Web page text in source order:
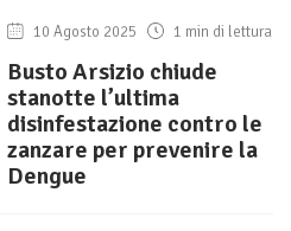
10 Agosto 2025 1 min di lettura
Busto Arsizio chiude
stanotte l’ultima
disinfestazione contro le
zanzare per prevenire la
Dengue